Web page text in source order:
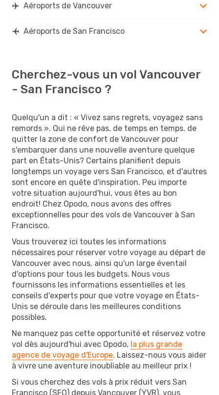
Aéroports de Vancouver
Aéroports de San Francisco
Cherchez-vous un vol Vancouver
- San Francisco ?
Quelqu'un a dit : « Vivez sans regrets, voyagez sans
remords ». Qui ne rêve pas, de temps en temps, de
quitter la zone de confort de Vancouver pour
s'embarquer dans une nouvelle aventure quelque
part en États-Unis? Certains planifient depuis
longtemps un voyage vers San Francisco, et d'autres
sont encore en quête d'inspiration. Peu importe
votre situation aujourd'hui, vous êtes au bon
endroit! Chez Opodo, nous avons des offres
exceptionnelles pour des vols de Vancouver à San
Francisco.
Vous trouverez ici toutes les informations
nécessaires pour réserver votre voyage au départ de
Vancouver avec nous, ainsi qu'un large éventail
d'options pour tous les budgets. Nous vous
fournissons les informations essentielles et les
conseils d'experts pour que votre voyage en États-
Unis se déroule dans les meilleures conditions
possibles.
Ne manquez pas cette opportunité et réservez votre
vol dès aujourd'hui avec Opodo, la plus grande
agence de voyage d'Europe. Laissez-nous vous aider
à vivre une aventure inoubliable au meilleur prix !
Si vous cherchez des vols à prix réduit vers San
Francisco (SFO) depuis Vancouver (YVR), vous